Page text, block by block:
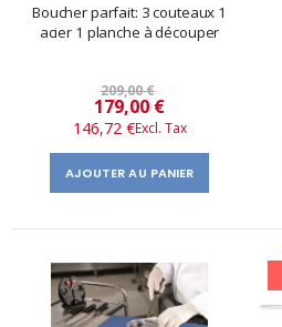
Boucher parfait: 3 couteaux 1
acier 1 planche à découper
209,00 €
Prix
spécial
179,00 €
146,72 €
AJOUTER AU PANIER